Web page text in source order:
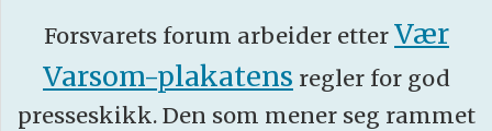
Forsvarets forum arbeider etter Vær
Varsom-plakatens regler for god
presseskikk. Den som mener seg rammet